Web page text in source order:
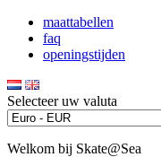
maattabellen
faq
openingstijden
Selecteer uw valuta
Welkom bij Skate@Sea